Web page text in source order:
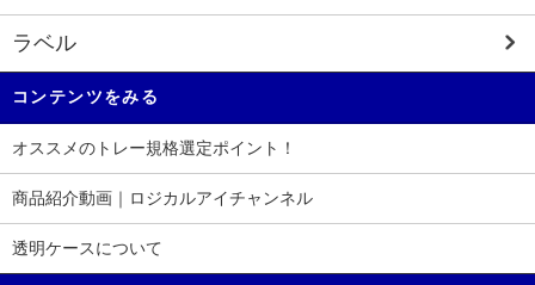
ラベル
コンテンツをみる
オススメのトレー規格選定ポイント！
商品紹介動画｜ロジカルアイチャンネル
透明ケースについて